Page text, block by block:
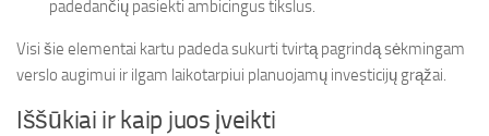
padedančių pasiekti ambicingus tikslus.
Visi šie elementai kartu padeda sukurti tvirtą pagrindą sėkmingam
verslo augimui ir ilgam laikotarpiui planuojamų investicijų grąžai.
Iššūkiai ir kaip juos įveikti